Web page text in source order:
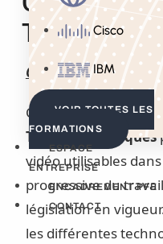
Cisco
IBM
VOIR TOUTES LES
FORMATIONS
ESPACE
ENTREPRISE
ENCADREMENT PFE
CONTACT
Cette formation
Cetteformation
Thermographiques
vidéo utilisables
progressive du
législation en
les différentes